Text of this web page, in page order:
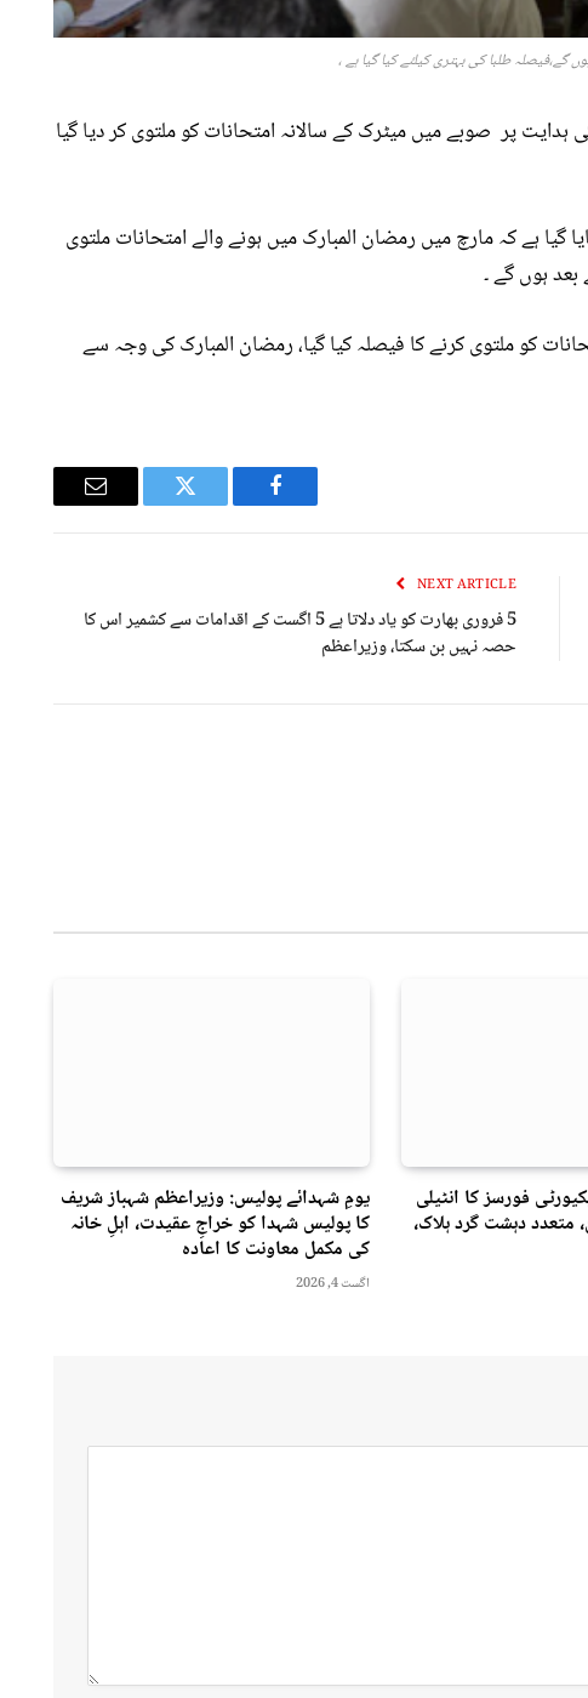
گے،فیصلہ طلبا کی بہتری کیلئے کیا گیا ہے ،
ہدایت پر صوبے میں میٹرک کے سالانہ امتحانات کو ملتوی کر دیا گیا
گیا ہے کہ مارچ میں رمضان المبارک میں ہونے والے امتحانات ملتوی
بعد ہوں گے ۔
کو ملتوی کرنے کا فیصلہ کیا گیا، رمضان المبارک کی وجہ سے
Facebook
Twitter
Email
NEXT ARTICLE
5 فروری بھارت کو یاد دلاتا ہے 5 اگست کے اقدامات سے کشمیر اس کا
حصہ نہیں بن سکتا، وزیراعظم
فورسز کا انٹیلی
دہشت گرد ہلاک،
یومِ شہدائے پولیس: وزیراعظم شہباز شریف
کا پولیس شہدا کو خراجِ عقیدت، اہلِ خانہ
کی مکمل معاونت کا اعادہ
اگست 4, 2026